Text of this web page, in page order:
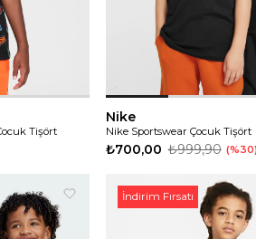
Tişört
Nike
Nike Sportswear Çocuk Tişört
₺700,00 ₺999,90 %30
İndirim Fırsatı